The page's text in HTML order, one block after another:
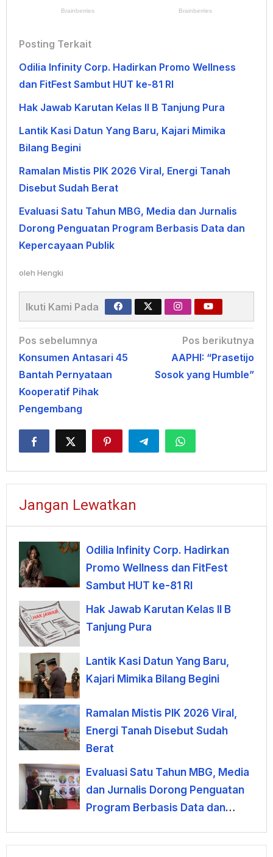
Posting Terkait
Odilia Infinity Corp. Hadirkan Promo Wellness
dan FitFest Sambut HUT ke-81 RI
Hak Jawab Karutan Kelas II B Tanjung Pura
Lantik Kasi Datun Yang Baru, Kajari Mimika
Bilang Begini
Ramalan Mistis PIK 2026 Viral, Energi Tanah
Disebut Sudah Berat
Evaluasi Satu Tahun MBG, Media dan Jurnalis
Dorong Penguatan Program Berbasis Data dan
Kepercayaan Publik
oleh Hengki
Ikuti Kami Pada
Navigasi
pos
Pos sebelumnya
Konsumen Antasari 45
Bantah Pernyataan
Kooperatif Pihak
Pengembang
Pos berikutnya
AAPHI: “Prasetijo
Sosok yang Humble”
Jangan Lewatkan
Odilia Infinity Corp. Hadirkan
Promo Wellness dan FitFest
Sambut HUT ke-81 RI
Hak Jawab Karutan Kelas II B
Tanjung Pura
Lantik Kasi Datun Yang Baru,
Kajari Mimika Bilang Begini
Ramalan Mistis PIK 2026 Viral,
Energi Tanah Disebut Sudah
Berat
Evaluasi Satu Tahun MBG, Media
dan Jurnalis Dorong Penguatan
Program Berbasis Data dan